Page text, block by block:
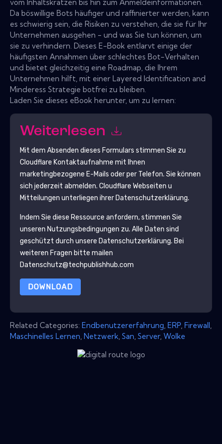
vom Inhaltskratzen bis hin zum Anmeldeinformationen.
Da böswillige Bots häufiger und raffinierter werden, kann
es schwierig sein, die Risiken zu verstehen, die sie für Ihr
Unternehmen ausgehen - und was Sie tun können, um
sie zu verhindern. Dieses E-Book entlarvt einige der
häufigsten Annahmen über schlechtes Bot-Verhalten
und bietet gleichzeitig eine Roadmap, die Ihrem
Unternehmen hilft, mit einer Layered Identification and
Minderess Strategie botfrei zu bleiben.
Laden Sie dieses eBook herunter, um zu lernen:
Weiterlesen
Mit dem Absenden dieses Formulars stimmen Sie zu
Cloudflare Kontaktaufnahme mit Ihnen
marketingbezogene E-Mails oder per Telefon. Sie können
sich jederzeit abmelden. Cloudflare Webseiten u
Mitteilungen unterliegen ihrer Datenschutzerklärung.
Indem Sie diese Ressource anfordern, stimmen Sie
unseren Nutzungsbedingungen zu. Alle Daten sind
geschützt durch unsere Datenschutzerklärung. Bei
weiteren Fragen bitte mailen
Datenschutz@techpublishhub.com
DOWNLOAD
Related Categories: Endbenutzererfahrung ERP Firewall
Maschinelles Lernen Netzwerk San Server, Wolke